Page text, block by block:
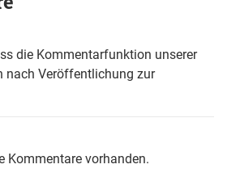
die Kommentarfunktion unserer
nach Veröffentlichung zur
Kommentare vorhanden.